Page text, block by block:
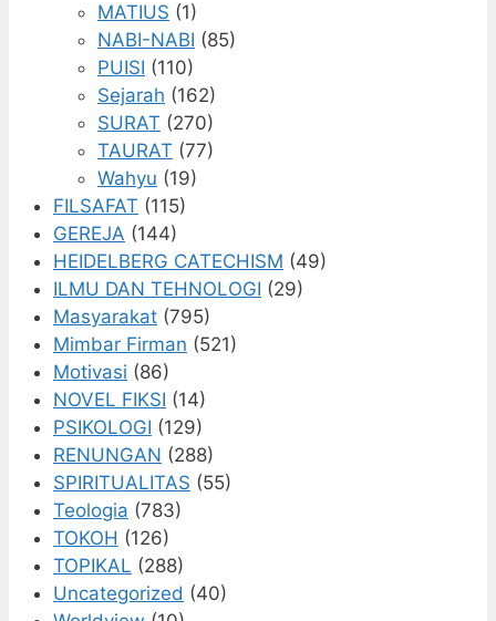
MATIUS (1)
NABI-NABI (85)
PUISI (110)
Sejarah (162)
SURAT (270)
TAURAT (77)
Wahyu (19)
FILSAFAT (115)
GEREJA (144)
HEIDELBERG CATECHISM (49)
ILMU DAN TEHNOLOGI (29)
Masyarakat (795)
Mimbar Firman (521)
Motivasi (86)
NOVEL FIKSI (14)
PSIKOLOGI (129)
RENUNGAN (288)
SPIRITUALITAS (55)
Teologia (783)
TOKOH (126)
TOPIKAL (288)
Uncategorized (40)